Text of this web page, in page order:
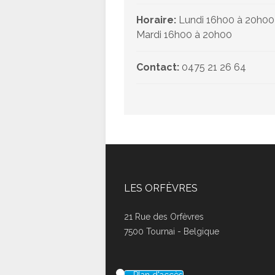
Horaire: Lundi 16h00 à
Mardi 16h00 à 20h00
Contact: 0475 21 26 64
LES ORFÈVRES
21 Rue des Orfèvres
7500 Tournai - Belgique